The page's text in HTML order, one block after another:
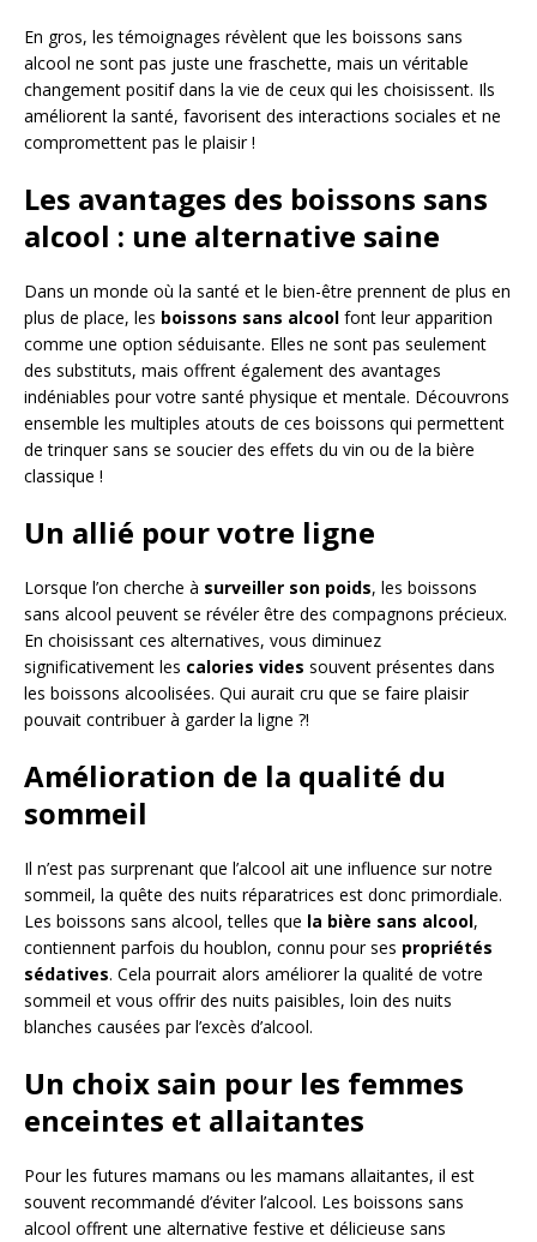
En gros, les témoignages révèlent que les boissons sans
alcool ne sont pas juste une fraschette, mais un véritable
changement positif dans la vie de ceux qui les choisissent. Ils
améliorent la santé, favorisent des interactions sociales et ne
compromettent pas le plaisir !
Les avantages des boissons sans
alcool : une alternative saine
Dans un monde où la santé et le bien-être prennent de plus en
plus de place, les boissons sans alcool font leur apparition
comme une option séduisante. Elles ne sont pas seulement
des substituts, mais offrent également des avantages
indéniables pour votre santé physique et mentale. Découvrons
ensemble les multiples atouts de ces boissons qui permettent
de trinquer sans se soucier des effets du vin ou de la bière
classique !
Un allié pour votre ligne
Lorsque l’on cherche à surveiller son poids, les boissons
sans alcool peuvent se révéler être des compagnons précieux.
En choisissant ces alternatives, vous diminuez
significativement les calories vides souvent présentes dans
les boissons alcoolisées. Qui aurait cru que se faire plaisir
pouvait contribuer à garder la ligne ?!
Amélioration de la qualité du
sommeil
Il n’est pas surprenant que l’alcool ait une influence sur notre
sommeil, la quête des nuits réparatrices est donc primordiale.
Les boissons sans alcool, telles que la bière sans alcool,
contiennent parfois du houblon, connu pour ses propriétés
sédatives. Cela pourrait alors améliorer la qualité de votre
sommeil et vous offrir des nuits paisibles, loin des nuits
blanches causées par l’excès d’alcool.
Un choix sain pour les femmes
enceintes et allaitantes
Pour les futures mamans ou les mamans allaitantes, il est
souvent recommandé d’éviter l’alcool. Les boissons sans
alcool offrent une alternative festive et délicieuse sans